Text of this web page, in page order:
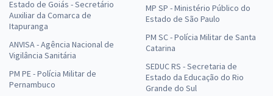
Estado de Goiás - Secretário
Auxiliar da Comarca de
Itapuranga
ANVISA - Agência Nacional de
Vigilância Sanitária
PM PE - Polícia Militar de
Pernambuco
MP SP - Ministério Público do
Estado de São Paulo
PM SC - Polícia Militar de Santa
Catarina
SEDUC RS - Secretaria de
Estado da Educação do Rio
Grande do Sul